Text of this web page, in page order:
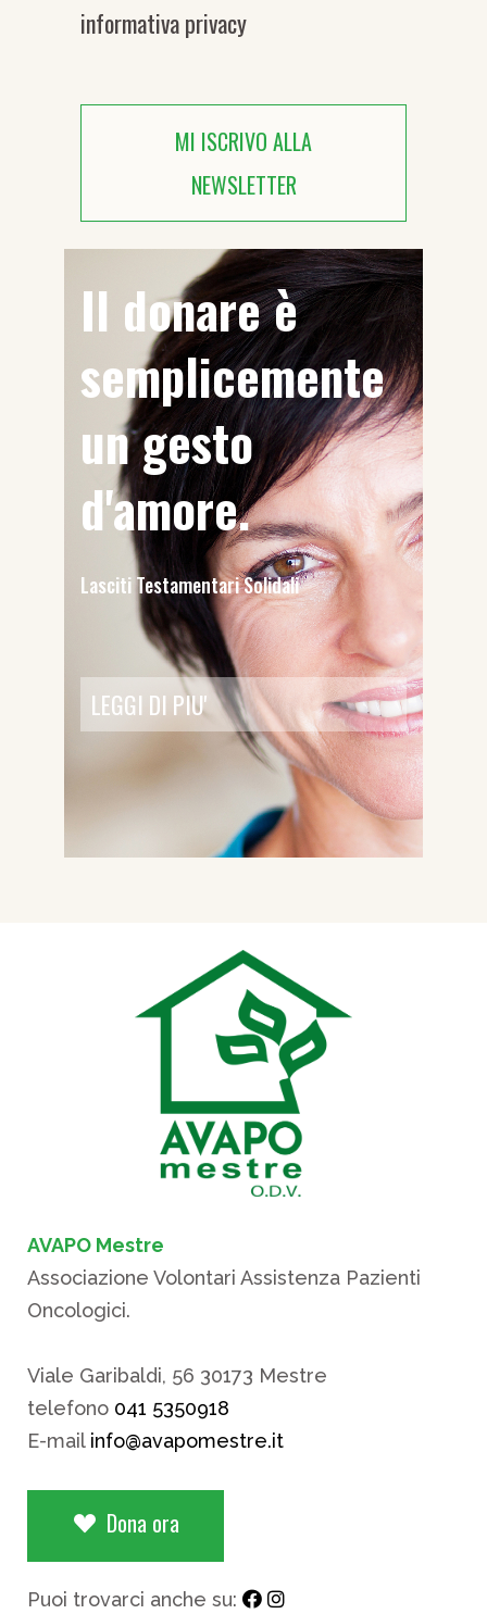
informativa privacy
MI ISCRIVO ALLA
NEWSLETTER
Il donare è
semplicemente
un gesto
d'amore.
Lasciti Testamentari Solidali
LEGGI DI PIU'
AVAPO Mestre
Associazione Volontari Assistenza Pazienti
Oncologici.
Viale Garibaldi, 56 30173 Mestre
telefono 041 5350918
E-mail info@avapomestre.it
Dona ora
Puoi trovarci anche su: